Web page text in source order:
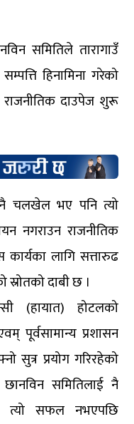
समितिले तारागाउँ
हिनामिना गरेको
राजनीतिक दाउपेज शुरू
नै चलखेल भए पनि त्यो
नगराउन राजनीतिक
लागि सत्तारुढ
दाबी छ ।
(हायात) होटलको
पूर्वसामान्य प्रशासन
सुत्र प्रयोग गरिरहेको
समितिलाई नै
त्यो सफल नभएपछि